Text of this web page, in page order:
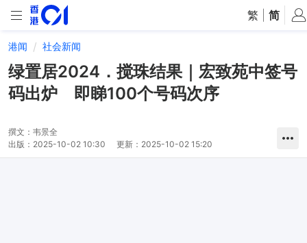
繁 简
港闻 社会新闻
绿置居2024．搅珠结果｜宏致苑中签号
码出炉 即睇100个号码次序
撰文： 韦景全
出版： 2025-10-02 10:30 更新： 2025-10-02 15:20